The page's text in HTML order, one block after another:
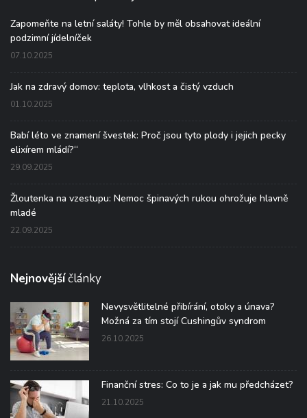
Zapomeňte na letní saláty! Tohle by měl obsahovat ideální
podzimní jídelníček
07.10.2025
Jak na zdravý domov: teplota, vlhkost a čistý vzduch
01.10.2025
Babí léto ve znamení švestek: Proč jsou tyto plody i jejich pecky
elixírem mládí?“
29.09.2025
Žloutenka na vzestupu: Nemoc špinavých rukou ohrožuje hlavně
mladé
22.09.2025
Nejnovějšíčlánky
Nevysvětlitelné přibírání, otoky a únava?
Možná za tím stojí Cushingův syndrom
26.10.2025
Finanční stres: Co to je a jak mu předcházet?
21.10.2025